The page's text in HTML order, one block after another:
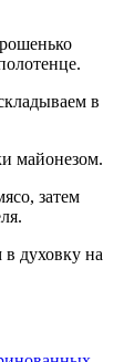
в
майонезом.
затем
в духовку на